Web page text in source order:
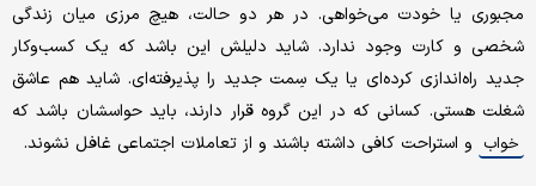
مجبوری یا خودت می‌خواهی. در هر دو حالت، هیچ مرزی میان زندگی
شخصی و کارت وجود ندارد. شاید دلیلش این باشد که یک کسب‌وکار
جدید راه‌اندازی کرده‌‌ای یا یک سِمت جدید را پذیرفته‌ای. شاید هم عاشق
شغلت هستی. کسانی که در این گروه قرار دارند، باید حواسشان باشد که
خواب و استراحت کافی داشته باشند و از تعاملات اجتماعی غافل نشوند.